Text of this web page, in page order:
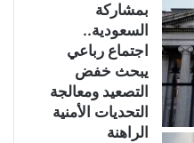
ب
ا
ل
ح
د
و
د
بمشاركة
السعودية..
اجتماع رباعي
يبحث خفض
التصعيد ومعالجة
التحديات الأمنية
الراهنة